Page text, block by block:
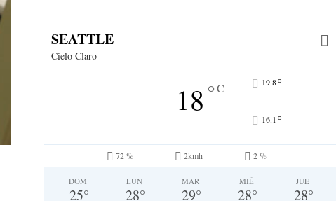
SEATTLE
Cielo Claro
18°C 19.8°
16.1°
72 % 2kmh 2 %
DOM
25°
LUN
28°
MAR
29°
MIÉ
28°
JUE
28°